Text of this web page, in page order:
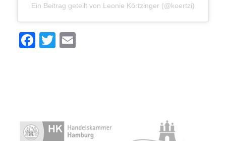
Ein Beitrag geteilt von Leonie Körtzinger (@koertzi)
Facebook
Twitter